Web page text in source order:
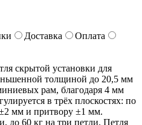
Доставка
Оплата
скрытой установки для
толщиной до 20,5 мм
рам, благодаря 4 мм
в трёх плоскостях: по
мм и притвору ±1 мм.
до 60 кг на три петли. Петля